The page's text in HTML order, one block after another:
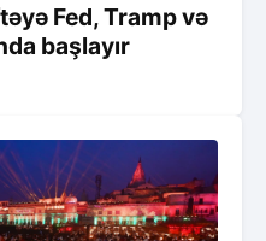
Fed, Tramp və
başlayır